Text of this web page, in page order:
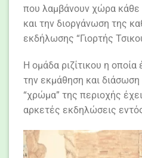
που λαμβάνουν χώρα κάθε
και την διοργάνωση της
εκδήλωσης “Γιορτής
Η ομάδα ριζίτικου η
την εκμάθηση και διάσωση
“χρώμα” της περιοχής
αρκετές εκδηλώσεις